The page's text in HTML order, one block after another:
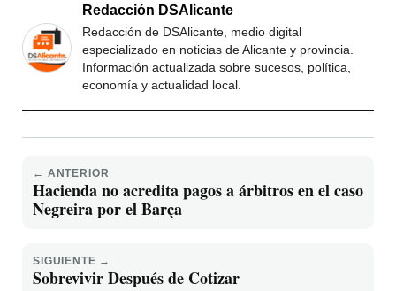
Redacción DSAlicante
Redacción de DSAlicante, medio digital
especializado en noticias de Alicante y provincia.
Información actualizada sobre sucesos, política,
economía y actualidad local.
← ANTERIOR
Hacienda no acredita pagos a árbitros en el caso
Negreira por el Barça
SIGUIENTE →
Sobrevivir Después de Cotizar